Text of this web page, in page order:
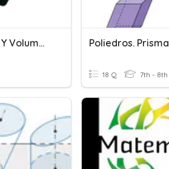
Repaso Prueba Área Y Volumen Prismas Y Cilindros
18 Q 7th - 8th